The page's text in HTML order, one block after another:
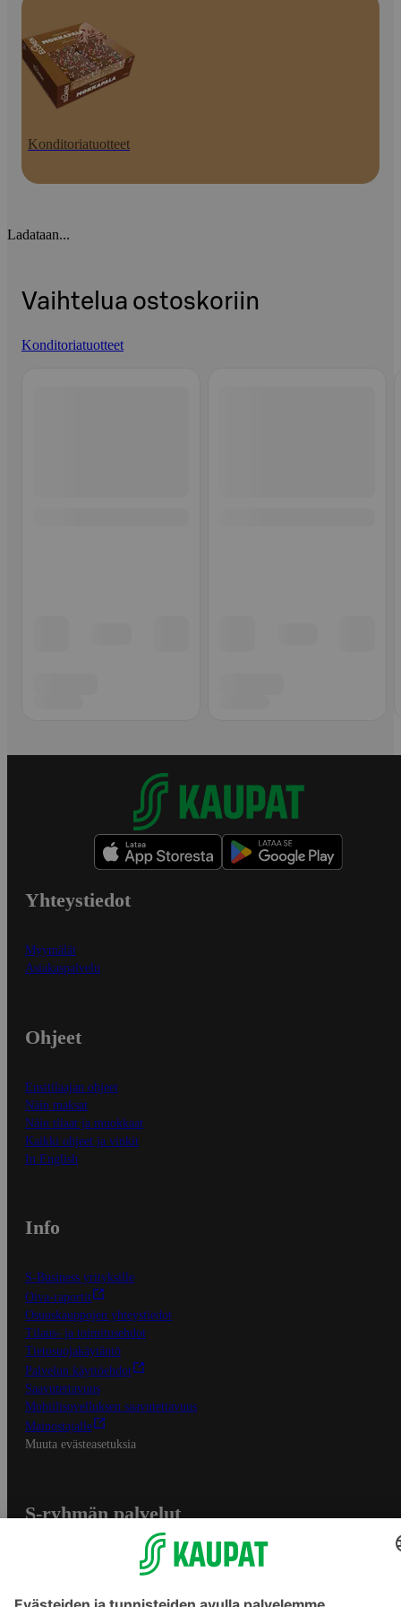
Konditoriatuotteet
Ladataan...
Vaihtelua ostoskoriin
Konditoriatuotteet
Yhteystiedot
Myymälät
Asiakaspalvelu
Ohjeet
Ensitilaajan ohjeet
Näin maksat
Näin tilaat ja muokkaat
Kaikki ohjeet ja vinkit
In English
Info
S-Business yrityksille
Oiva-raportit
Osuuskauppojen yhteystiedot
Tilaus- ja toimitusehdot
Tietosuojakäytäntö
Palvelun käyttöehdot
Saavutettavuus
Mobiilisovelluksen saavutettavuus
Mainostajalle
Muuta evästeasetuksia
S-ryhmän palvelut